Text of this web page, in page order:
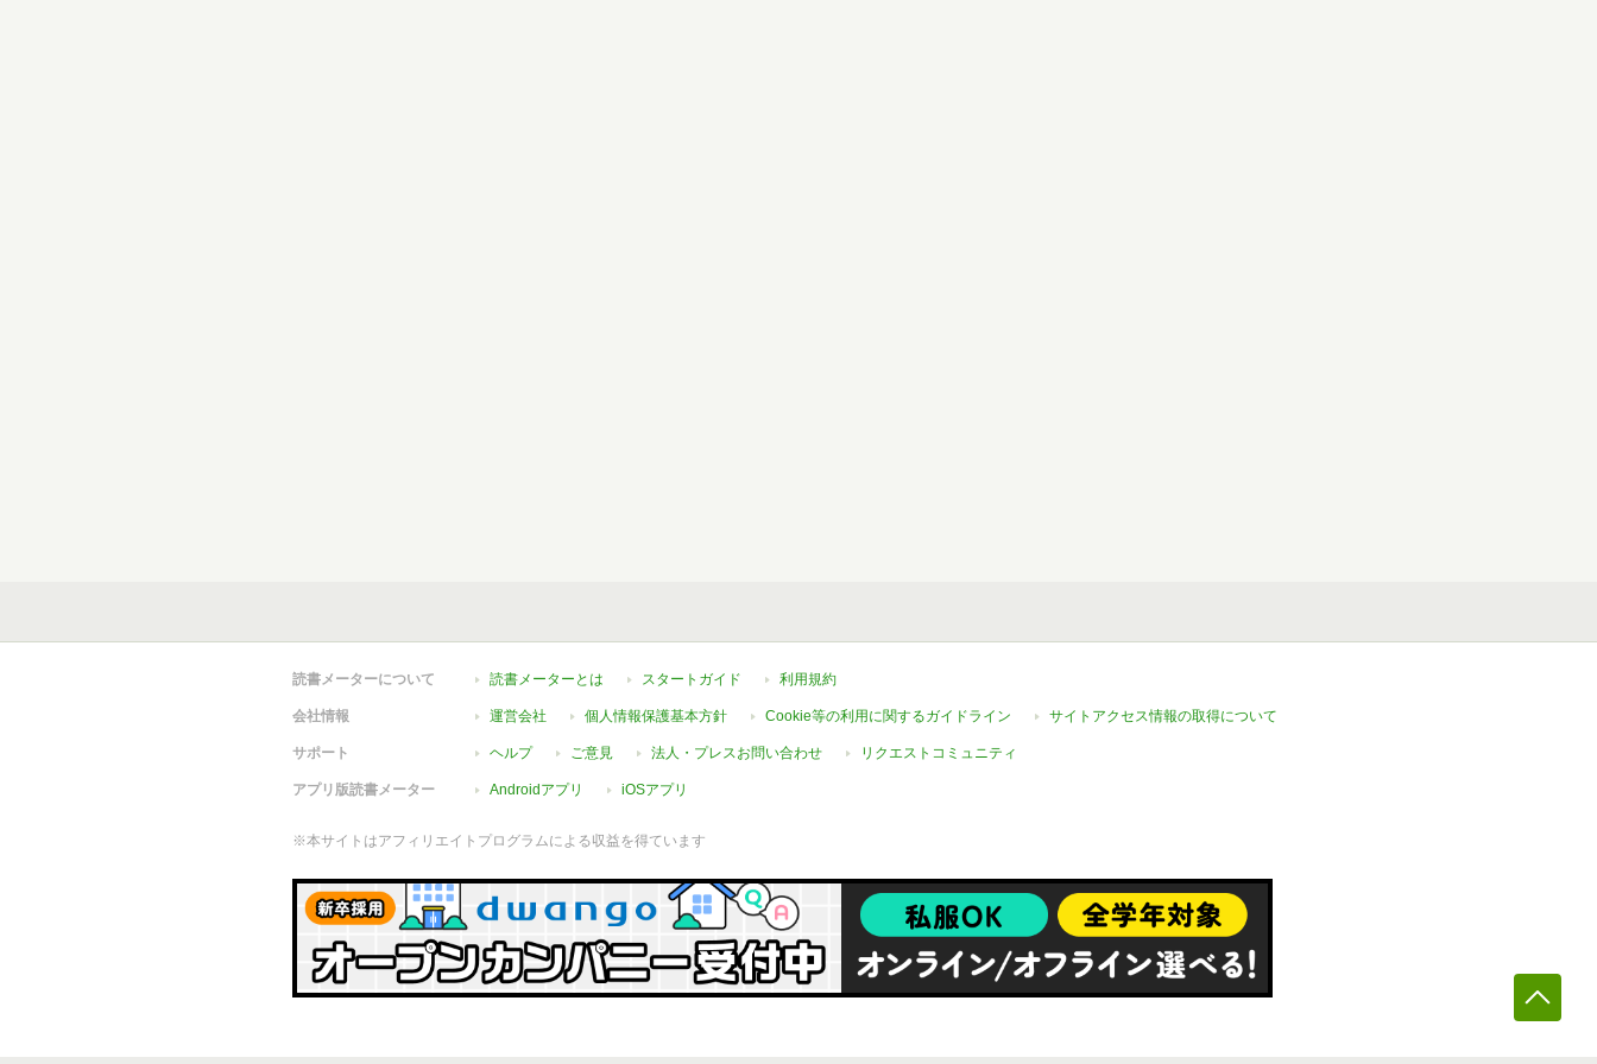
読書メーターについて 読書メーターとは スタートガイド 利用規約
会社情報 運営会社 個人情報保護基本方針 Cookie等の利用に関するガイドライン サイトアクセス情報の取得について
サポート ヘルプ ご意見 法人・プレスお問い合わせ リクエストコミュニティ
アプリ版読書メーター Androidアプリ iOSアプリ
※本サイトはアフィリエイトプログラムによる収益を得ています